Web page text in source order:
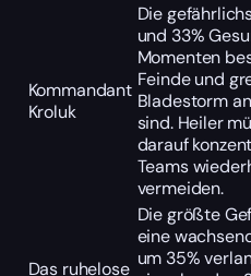
Kommandant
Kroluk
Die
und 33%
Momenten
Feinde und
Bladestorm
sind. Heiler
darauf
Teams
vermeiden.
Das ruhelose
Die größte
eine
um 35%